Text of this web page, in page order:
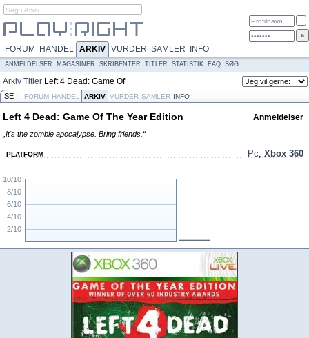
FORUM HANDEL ARKIV VURDER SAMLER INFO
ANMELDELSER MAGASINER SKRIBENTER TITLER STATISTIK FAQ SØG
Arkiv Titler Left 4 Dead: Game Of
The Year Edition
SE I: FORUM HANDEL ARKIV VURDER SAMLER INFO
Left 4 Dead: Game Of The Year Edition Anmeldelser
„It's the zombie apocalypse. Bring friends.“
PLATFORM Pc, Xbox 360
2/10
4/10
6/10
8/10
10/10
N/A